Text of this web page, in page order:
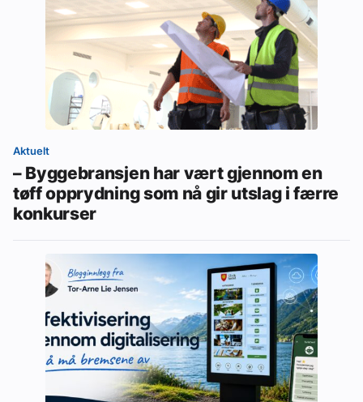
Aktuelt
– Byggebransjen har vært gjennom en
tøff opprydning som nå gir utslag i færre
konkurser